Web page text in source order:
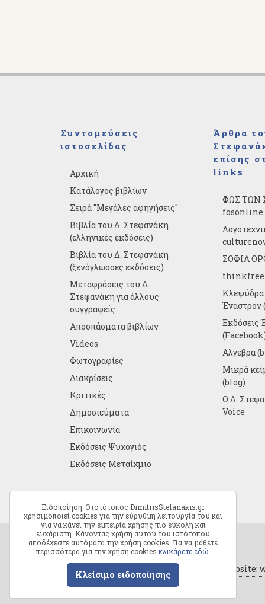
Ειδοποίηση: Ο ιστότοπος DimitrisStefanakis.gr
χρησιμοποιεί cookies για την εύρυθμη λειτουργία του και
για να κάνει την εμπειρία χρήσης πιο εύκολη και
ευχάριστη. Κάνοντας χρήση αυτού του ιστότοπου
αποδέχεστε αυτόματα την χρήση cookies. Για να μάθετε
περισσότερα για την χρήση cookies κλικάρετε εδώ.
Κλείσιμο ειδοποίησης
Συντομεύσεις
ιστοσελίδας
Αρχική
Κατάλογος βιβλίων
Σειρά "Μεγάλες αφηγήσεις"
Βιβλία του Δ. Στεφανάκη
(ελληνικές εκδόσεις)
Βιβλία του Δ. Στεφανάκη
(ξενόγλωσσες εκδόσεις)
Μεταφράσεις του Δ.
Στεφανάκη για άλλους
συγγραφείς
Αποσπάσματα βιβλίων
Videos
Φωτογραφίες
Διακρίσεις
Κριτικές
Δημοσιεύματα
Επικοινωνία
Εκδόσεις Ψυχογιός
Εκδόσεις Μεταίχμιο
Άρθρα
επίσης
links
ΦΩΣ ΤΩΝ
ΣΟΦΙΑ
Κλεψύδρα
Έναστρον
Εκδόσεις
Άλγεβρα
Μικρά
(blog)
Ο Δ.
Voice
Copyright © 2026 Δημήτρης Στεφανάκης
Όροι χρήσης
Κατασκευή και φιλοξενία